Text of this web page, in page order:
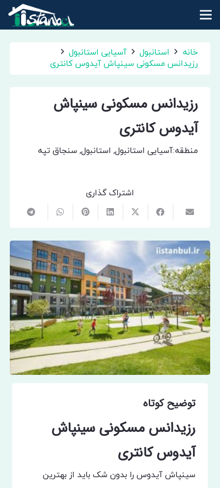
خانه استانبول
آسیایی استانبول
رزیدانس مسکونی سینپاش آیدوس کانتری
رزیدانس مسکونی سینپاش
آیدوس کانتری
منطقه:آسیایی استانبول, استانبول, سنجاق تپه
اشتراک گذاری
توضیح کوتاه
رزیدانس مسکونی سینپاش
آیدوس کانتری
سینپاش آیدوس را بدون شک باید از بهترین